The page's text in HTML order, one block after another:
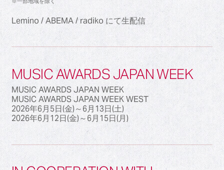
Lemino / ABEMA / radiko にて生配信
MUSIC AWARDS JAPAN WEEK
MUSIC AWARDS JAPAN WEEK
MUSIC AWARDS JAPAN WEEK WEST
2026年6月5日(金)～6月13日(土)
2026年6月12日(金)～6月15日(月)